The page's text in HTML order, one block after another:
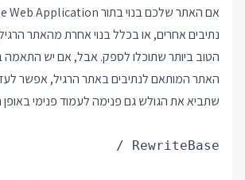
נתיבים אחרים, או בכלל בנוי אחרת מהאתר
הטוב ביותר שתוכלו לספק. אבל, אם יש התאמה
האתר המותאם לנתיבים באתר הרגיל, אפשר
שתביא את הגולש גם פנימה לעמוד פנימי